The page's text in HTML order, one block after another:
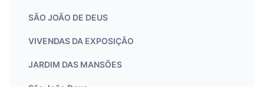
SÃO JOÃO DE DEUS
VIVENDAS DA EXPOSIÇÃO
JARDIM DAS MANSÕES